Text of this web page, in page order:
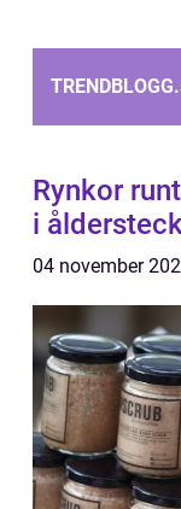
TRENDBLOGG.
Rynkor
i
04 november